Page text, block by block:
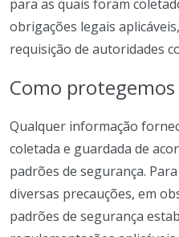
para as quais foram
obrigações legais
requisição de autoridades
Como protegemos
Qualquer informação
coletada e guardada de
padrões de segurança.
diversas precauções, em
padrões de segurança